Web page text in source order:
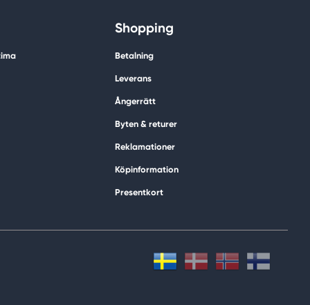
Shopping
Betalning
Leverans
Ångerrätt
Byten & returer
Reklamationer
Köpinformation
Presentkort